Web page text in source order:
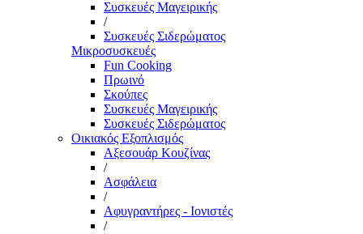
Συσκευές Μαγειρικής
/
Συσκευές Σιδερώματος
Μικροσυσκευές
Fun Cooking
Πρωινό
Σκούπες
Συσκευές Μαγειρικής
Συσκευές Σιδερώματος
Οικιακός Εξοπλισμός
Αξεσουάρ Κουζίνας
/
Ασφάλεια
/
Αφυγραντήρες - Ιονιστές
/